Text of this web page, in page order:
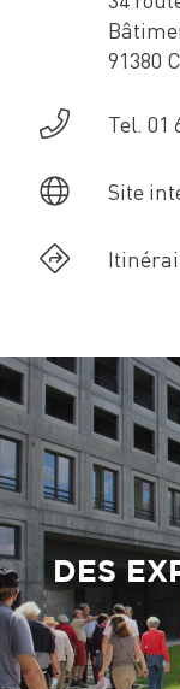
91380
Tel. 01
Site
DES